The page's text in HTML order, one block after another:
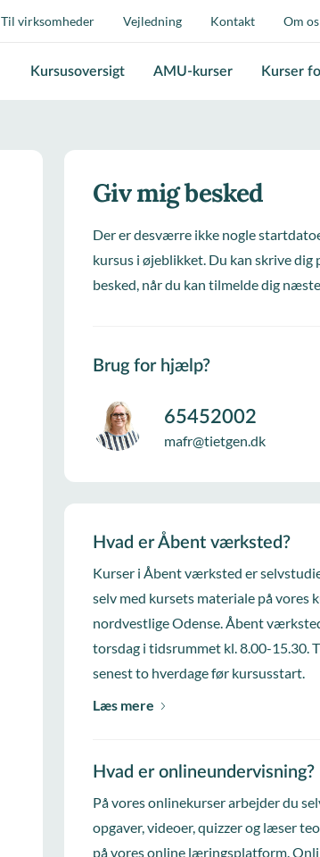
Til virksomheder Vejledning Kontakt Om os
Kursusoversigt AMU-kurser Kurser
Giv mig besked
Der er desværre ikke nogle
kursus i øjeblikket. Du kan skrive dig
besked, når du kan tilmelde dig
Brug for hjælp?
65452002
mafr@tietgen.dk
Hvad er Åbent værksted?
Kurser i Åbent værksted er
selv med kursets materiale på vores
nordvestlige Odense. Åbent
torsdag i tidsrummet kl. 8.00-15.30.
senest to hverdage før kursusstart.
Læs mere
Hvad er onlineundervisning?
På vores onlinekurser arbejder du
opgaver, videoer, quizzer og læser
på vores online læringsplatform.